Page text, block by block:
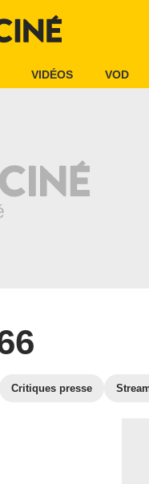
VIDÉOS VOD
Critiques presse